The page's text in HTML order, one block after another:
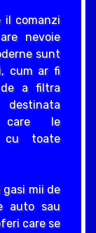
il comanzi
nevoie
sunt
cum ar fi
de a filtra
care le
cu toate
mii de
auto sau
care se